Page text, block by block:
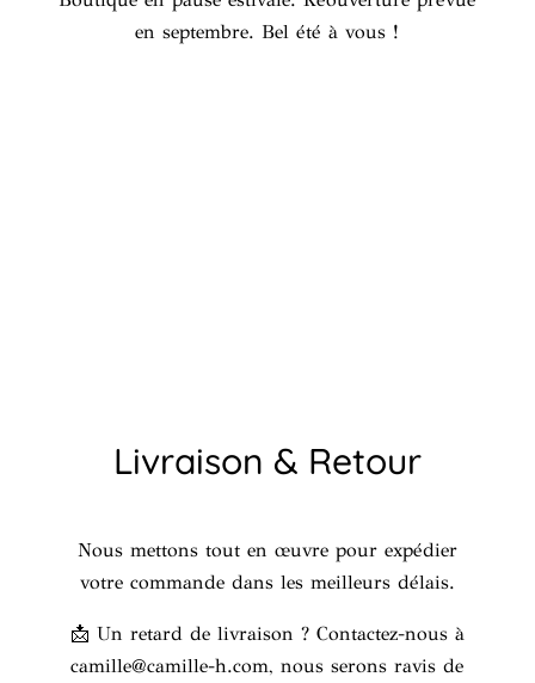
en septembre. Bel été à vous !
Livraison & Retour
Nous mettons tout en œuvre pour expédier
votre commande dans les meilleurs délais.
📩 Un retard de livraison ? Contactez-nous à
camille@camille-h.com, nous serons ravis de